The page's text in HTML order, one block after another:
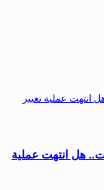
هل انتهت عملية